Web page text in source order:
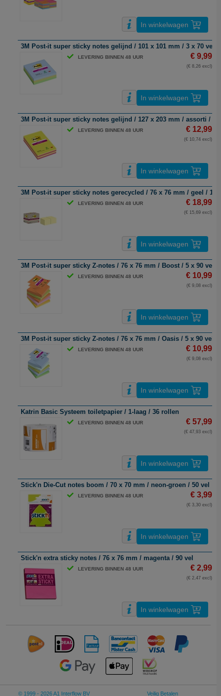
In winkelwagen
3M Post-it super sticky notes gelijnd / 101 x 101 mm / 3 x 70 vel
LEVERING BINNEN 48 UUR € 9,99
(€ 8,26 excl)
In winkelwagen
3M Post-it super sticky notes gelijnd / 127 x 203 mm / assorti / 4
LEVERING BINNEN 48 UUR € 12,99
(€ 10,74 excl)
In winkelwagen
3M Post-it super sticky notes gerecycled / 76 x 76 mm / geel / 12
LEVERING BINNEN 48 UUR € 18,99
(€ 15,69 excl)
In winkelwagen
3M Post-it super sticky Z-notes / 76 x 76 mm / Boost / 5 x 90 vel
LEVERING BINNEN 48 UUR € 10,99
(€ 9,08 excl)
In winkelwagen
3M Post-it super sticky Z-notes / 76 x 76 mm / Oasis / 5 x 90 vel
LEVERING BINNEN 48 UUR € 10,99
(€ 9,08 excl)
In winkelwagen
Katrin Basic Systeem toiletpapier / 1-laag / 36 rollen
LEVERING BINNEN 48 UUR € 57,99
(€ 47,93 excl)
In winkelwagen
Stick'n Die-Cut notes boom / 70 x 70 mm / neon-groen / 50 vel
LEVERING BINNEN 48 UUR € 3,99
(€ 3,30 excl)
In winkelwagen
Stick'n extra sticky notes / 76 x 76 mm / magenta / 90 vel
LEVERING BINNEN 48 UUR € 2,99
(€ 2,47 excl)
In winkelwagen
© 1999 - 2026 A1 Interflow BV Veilig Betalen